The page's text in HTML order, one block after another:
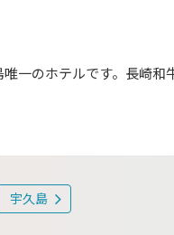
一のホテルです。長崎和
宇久島